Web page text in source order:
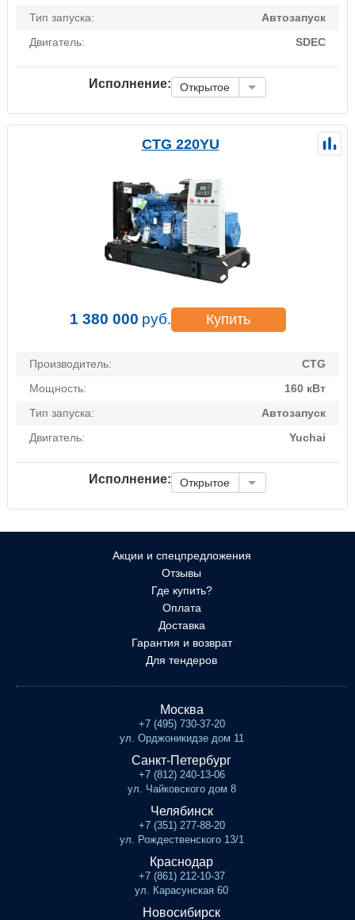
Тип запуска:
Автозапуск
Двигатель:
SDEC
Исполнение: Открытое
CTG 220YU
1 380 000 руб. Купить
Производитель:
CTG
Мощность:
160 кВт
Тип запуска:
Автозапуск
Двигатель:
Yuchai
Исполнение: Открытое
Акции и спецпредложения
Отзывы
Где купить?
Оплата
Доставка
Гарантия и возврат
Для тендеров
Москва
+7 (495) 730-37-20
ул. Орджоникидзе дом 11
Санкт-Петербург
+7 (812) 240-13-06
ул. Чайковского дом 8
Челябинск
+7 (351) 277-88-20
ул. Рождественского 13/1
Краснодар
+7 (861) 212-10-37
ул. Карасунская 60
Новосибирск